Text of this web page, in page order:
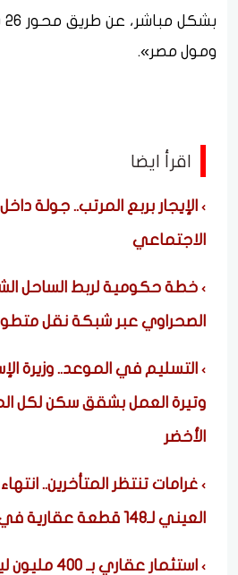
ومول مصر».
اقرأ ايضا
الإيجار بربع المرتب.. جولة
الاجتماعي
خطة حكومية لربط الساحل
الصحراوي عبر شبكة نقل
التسليم في الموعد.. وزيرة
وتيرة العمل بشقق سكن لكل
الأخضر
غرامات تنتظر المتأخرين..
العيني لـ148 قطعة عقارية في مكة المكرمة غدًا
استثمار